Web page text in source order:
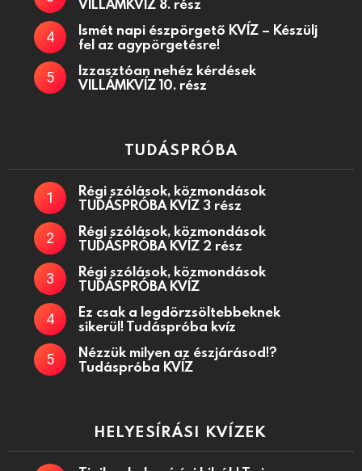
VILLÁMKVÍZ 8. rész
Ismét napi észpörgető KVÍZ – Készülj
fel az agypörgetésre!
Izzasztóan nehéz kérdések
VILLÁMKVÍZ 10. rész
TUDÁSPRÓBA
Régi szólások, közmondások
TUDÁSPRÓBA KVÍZ 3 rész
Régi szólások, közmondások
TUDÁSPRÓBA KVÍZ 2 rész
Régi szólások, közmondások
TUDÁSPRÓBA KVÍZ
Ez csak a legdörzsöltebbeknek
sikerül! Tudáspróba kvíz
Nézzük milyen az észjárásod!?
Tudáspróba KVÍZ
HELYESÍRÁSI KVÍZEK